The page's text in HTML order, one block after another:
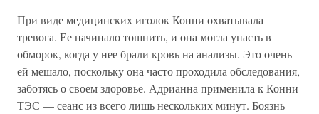
При виде медицинских иголок Конни охватывала
тревога. Ее начинало тошнить, и она могла упасть в
обморок, когда у нее брали кровь на анализы. Это очень
ей мешало, поскольку она часто проходила обследования,
заботясь о своем здоровье. Адрианна применила к Конни
ТЭС — сеанс из всего лишь нескольких минут. Боязнь